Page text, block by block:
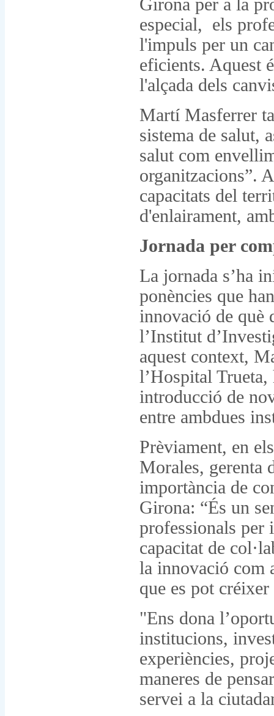
Girona per a la
especial, els
l'impuls per un
eficients. Aquest
l'alçada dels
Martí Masferrer
sistema de salut,
salut com
organitzacions”.
capacitats del
d'enlairament,
Jornada per
La jornada s’ha
ponències que
innovació de què
l’Institut
aquest context,
l’Hospital
introducció de
entre ambdues
Prèviament, en
Morales, gerenta
importància de
Girona: “És un
professionals per
capacitat de
la innovació com
que es pot
"Ens dona
institucions,
experiències,
maneres de
servei a la